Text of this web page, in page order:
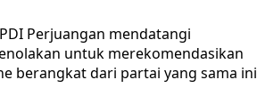
Perjuangan mendatangi
untuk merekomendasikan
berangkat dari partai yang sama ini